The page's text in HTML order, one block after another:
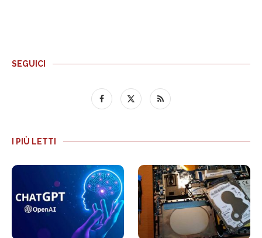
SEGUICI
I PIÙ LETTI